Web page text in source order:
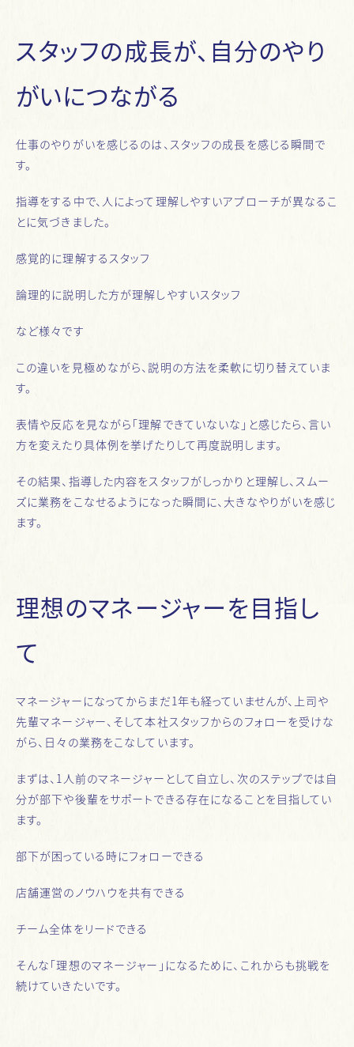
スタッフの成長が、自分のやり
がいにつながる
仕事のやりがいを感じるのは、スタッフの成長を感じる瞬間で
す。
指導をする中で、人によって理解しやすいアプローチが異なるこ
とに気づきました。
感覚的に理解するスタッフ
論理的に説明した方が理解しやすいスタッフ
など様々です
この違いを見極めながら、説明の方法を柔軟に切り替えていま
す。
表情や反応を見ながら「理解できていないな」と感じたら、言い
方を変えたり具体例を挙げたりして再度説明します。
その結果、指導した内容をスタッフがしっかりと理解し、スムー
ズに業務をこなせるようになった瞬間に、大きなやりがいを感じ
ます。
理想のマネージャーを目指し
て
マネージャーになってからまだ1年も経っていませんが、上司や
先輩マネージャー、そして本社スタッフからのフォローを受けな
がら、日々の業務をこなしています。
まずは、1人前のマネージャーとして自立し、次のステップでは自
分が部下や後輩をサポートできる存在になることを目指してい
ます。
部下が困っている時にフォローできる
店舗運営のノウハウを共有できる
チーム全体をリードできる
そんな「理想のマネージャー」になるために、これからも挑戦を
続けていきたいです。